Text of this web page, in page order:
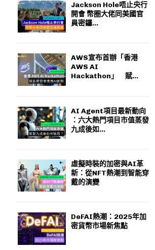
Jackson Hole唔止央行
開會 幣圈大佬同美國官
員密鑼...
AWS宣布首辦「香港
AWS AI
Hackathon」 賦...
AI Agent項目最新動向
：六大熱門項目市值蒸發
九成後如...
虛擬時裝的加密與AI革
新：從NFT熱潮到智能穿
戴的演變
DeFAI熱潮：2025年加
密貨幣市場新焦點